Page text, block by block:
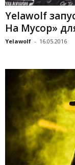
Yelawolf
На Мусор»
Yelawolf - 16.05.2016